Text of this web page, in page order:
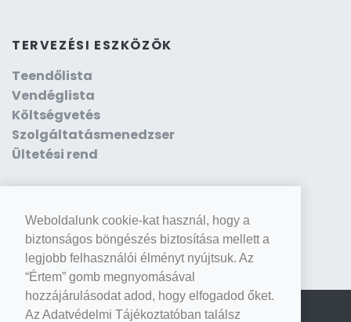
Weboldalunk cookie-kat használ, hogy a
biztonságos böngészés biztosítása mellett a
legjobb felhasználói élményt nyújtsuk. Az
“Értem” gomb megnyomásával
hozzájárulásodat adod, hogy elfogadod őket.
Az Adatvédelmi Tájékoztatóban találsz
TERVEZÉSI ESZKÖZÖK
Teendőlista
Vendéglista
Költségvetés
Szolgáltatásmenedzser
Ültetési rend
© 2026 FrigyreLépek - Minden jog fenntarva